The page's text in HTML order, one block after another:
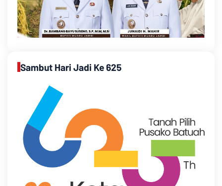
Sambut Hari Jadi Ke 625